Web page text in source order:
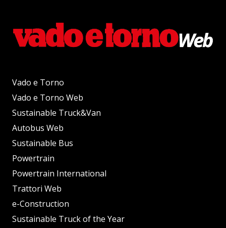
Vado e Torno
Vado e Torno Web
Sustainable Truck&Van
Autobus Web
Sustainable Bus
Powertrain
Powertrain International
Trattori Web
e-Construction
Sustainable Truck of the Year